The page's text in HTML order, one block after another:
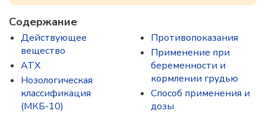
Содержание
Действующее
вещество
ATX
Нозологическая
классификация
(МКБ-10)
Противопоказания
Применение при
беременности и
кормлении грудью
Способ применения и
дозы